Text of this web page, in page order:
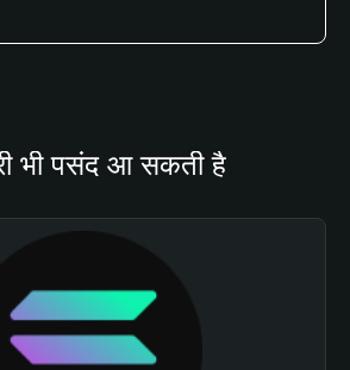
भी पसंद आ सकती है